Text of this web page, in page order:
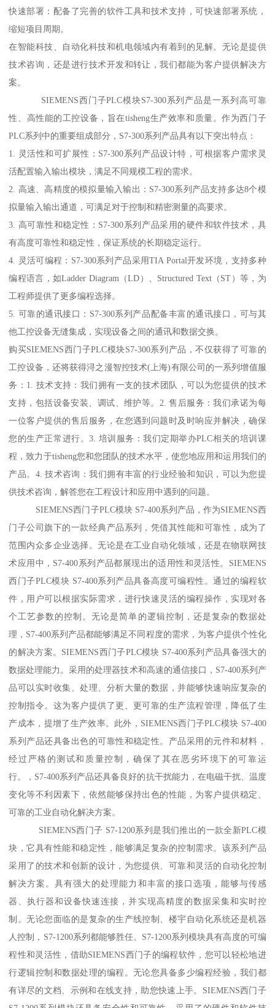
快速部署：配备了完善的软件工具和技术支持，可快速部署系统，
缩短项目周期。
在智能科技、自动化科技和机电领域内有着到的见解。无论是提供
技术咨询，还是进行技术开发和转让，我们都能为客户提供解决方
案。
SIEMENS西门子PLC模块S7-300系列产品是一系列高可靠
性、高性能的工控设备，旨在tisheng生产效率和质量。作为西门子
PLC系列中的重要组成部分，S7-300系列产品具有以下突出特点：
1. 灵活性和可扩展性：S7-300系列产品设计特，可根据客户需求灵
活配置输入输出模块，满足不同规模工程的需求。
2. 高速、高精度的模拟量输入输出：S7-300系列产品支持多达8个模
拟量输入输出通道，可满足对于控制和精密测量的高要求。
3. 高可靠性和稳定性：S7-300系列产品采用的硬件和软件技术，具
有高度可靠性和稳定性，保证系统的长期稳定运行。
4. 灵活可编程：S7-300系列产品采用TIA Portal开发环境，支持多种
编程语言，如Ladder Diagram（LD）、Structured Text（ST）等，为
工程师提供了更多编程选择。
5. 可靠的通讯接口：S7-300系列产品配备丰富的通讯接口，可与其
他工控设备无缝集成，实现设备之间的通讯和数据交换。
购买SIEMENS西门子PLC模块S7-300系列产品，不仅获得了可靠的
工控设备，还将获得浔之漫智控技术(上海)有限公司的一系列增值服
务：1. 技术支持：我们拥有一支的技术团队，可以为您提供的技术
支持，包括设备安装、调试、维护等。2. 售后服务：我们承诺为每
一位客户提供的售后服务，在您遇到问题时及时响应并解决，确保
您的生产正常进行。3. 培训服务：我们定期举办PLC相关的培训课
程，致力于tisheng您和您团队的技术水平，使您地应用和运用我们的
产品。4. 技术咨询：我们拥有丰富的行业经验和知识，可以为您提
供技术咨询，解答您在工程设计和应用中遇到的问题。
SIEMENS西门子PLC模块 S7-400系列产品，作为SIEMENS西
门子公司旗下的一款经典产品系列，凭借其性能和可靠性，成为了
范围内众多企业选择。无论是在工业自动化领域，还是在物联网技
术应用中，S7-400系列产品都展现出的适用性和灵活性。SIEMENS
西门子PLC模块 S7-400系列产品具备高度可编程性。通过的编程软
件，用户可以根据实际需求，进行快速灵活的编程操作，实现对各
个工艺参数的控制。无论是简单的逻辑控制，还是复杂的数据处
理，S7-400系列产品都能够满足不同程度的需求，为客户提供个性化
的解决方案。SIEMENS西门子PLC模块 S7-400系列产品具备强大的
数据处理能力。采用的处理器技术和高速的通信接口，S7-400系列产
品可以实时收集、处理、分析大量的数据，并能够快速响应复杂的
控制指令。这为客户提供了更、更可靠的生产流程管理，降低了生
产成本，提增了生产效率。此外，SIEMENS西门子PLC模块 S7-400
系列产品还具备出色的可靠性和稳定性。产品采用的元件和材料，
经过严格的测试和质量控制，确保了其在恶劣环境下的可靠运
行。，S7-400系列产品还具备良好的抗干扰能力，在电磁干扰、温度
变化等不利因素下，依然能够保持出色的性能，为客户提供稳定、
可靠的工业自动化解决方案。
SIEMENS西门子 S7-1200系列是我们推出的一款全新PLC模
块，它具有性能和稳定性，能够满足复杂的控制需求。该系列产品
采用了的技术和创新的设计，为您提供、可靠和灵活的自动化控制
解决方案。具有强大的处理能力和丰富的接口选项，能够与传感
器、执行器和设备快速连接，并实现高精度的数据采集和实时控
制。无论您面临的是复杂的生产线控制、楼宇自动化系统还是机器
人控制，S7-1200系列都能够胜任。S7-1200系列模块具有高度的可编
程性和灵活性，借助SIEMENS西门子的编程软件，您可以轻松地进
行逻辑控制和数据处理的编程。无论您具备多少编程经验，我们都
有详尽的文档、示例和在线支持，助您快速上手。SIEMENS西门子